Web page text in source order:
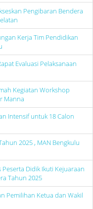
Pengibaran Bendera
Kerja Tim Pendidikan
Evaluasi Pelaksanaan
Kegiatan Workshop
Manna
Intensif untuk 18 Calon
2025 , MAN Bengkulu
Didik Ikuti Kejuaraan
Tahun 2025
Pemilihan Ketua dan Wakil